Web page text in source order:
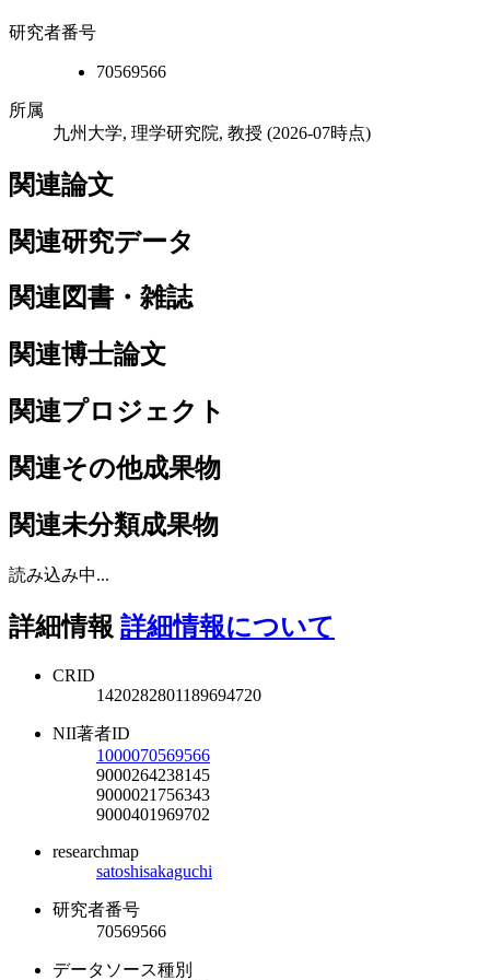
研究者番号
70569566
所属
九州大学, 理学研究院, 教授 (2026-07時点)
関連論文
関連研究データ
関連図書・雑誌
関連博士論文
関連プロジェクト
関連その他成果物
関連未分類成果物
読み込み中...
詳細情報 詳細情報について
CRID
1420282801189694720
NII著者ID
1000070569566
9000264238145
9000021756343
9000401969702
researchmap
satoshisakaguchi
研究者番号
70569566
データソース種別